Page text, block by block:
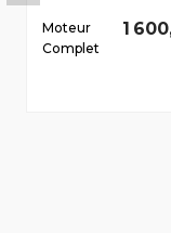
Moteur
Complet
1